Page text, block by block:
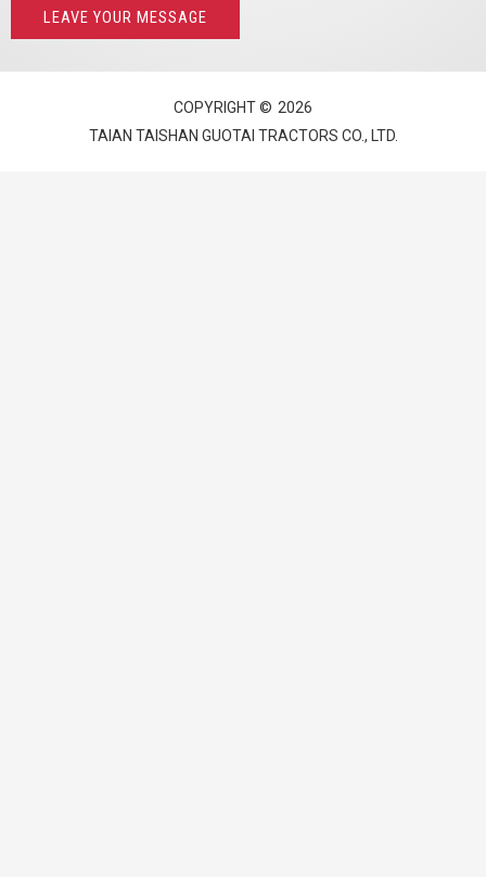
LEAVE YOUR MESSAGE
COPYRIGHT © 2026
TAIAN TAISHAN GUOTAI TRACTORS CO., LTD.